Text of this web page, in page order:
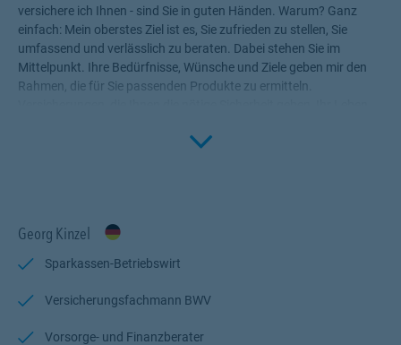
versichere ich Ihnen - sind Sie in guten Händen. Warum? Ganz
einfach: Mein oberstes Ziel ist es, Sie zufrieden zu stellen, Sie
umfassend und verlässlich zu beraten. Dabei stehen Sie im
Mittelpunkt. Ihre Bedürfnisse, Wünsche und Ziele geben mir den
Rahmen, die für Sie passenden Produkte zu ermitteln.
Fachwissen, meiner Begeisterung für alle Fragen rund um das
Click to
Georg Kinzel
Sparkassen-Betriebswirt
Versicherungsfachmann BWV
Vorsorge- und Finanzberater